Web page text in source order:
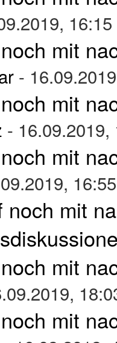
16:15
mit
-
mit
- 16.09.2019,
mit
16:55
noch mit
mit
mit